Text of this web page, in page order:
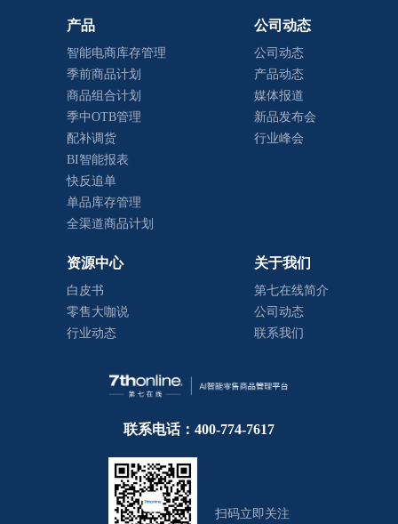
产品
智能电商库存管理
季前商品计划
商品组合计划
季中OTB管理
配补调货
BI智能报表
快反追单
单品库存管理
全渠道商品计划
公司动态
公司动态
产品动态
媒体报道
新品发布会
行业峰会
资源中心
白皮书
零售大咖说
行业动态
关于我们
第七在线简介
公司动态
联系我们
联系电话：400-774-7617
扫码立即关注